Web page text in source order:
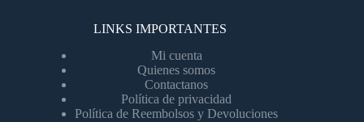
LINKS IMPORTANTES
Mi cuenta
Quienes somos
Contactanos
Política de privacidad
Política de Reembolsos y Devoluciones